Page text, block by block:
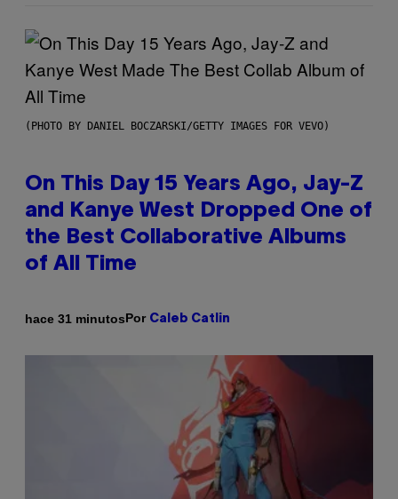
(PHOTO BY DANIEL BOCZARSKI/GETTY IMAGES FOR VEVO)
On This Day 15 Years Ago, Jay-Z
and Kanye West Dropped One of
the Best Collaborative Albums
of All Time
hace 31 minutosPor Caleb Catlin